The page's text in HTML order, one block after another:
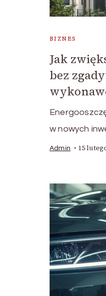
BIZNES
Jak
bez
w nowych
Admin 15